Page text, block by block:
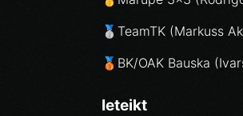
🥈TeamTK (Markuss
🥉BK/OAK Bauska
Ieteikt